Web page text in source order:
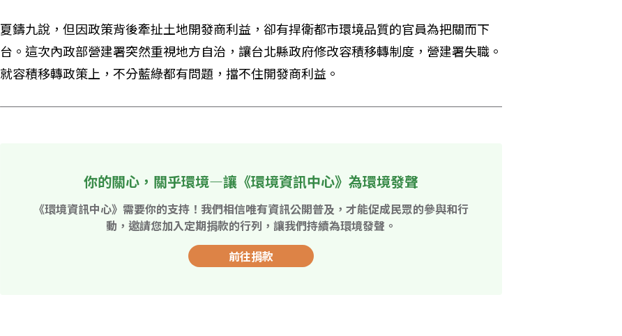
夏鑄九說，但因政策背後牽扯土地開發商利益，卻有捍衛都市環境品質的官員為把關而下
台。這次內政部營建署突然重視地方自治，讓台北縣政府修改容積移轉制度，營建署失職。
就容積移轉政策上，不分藍綠都有問題，擋不住開發商利益。
你的關心，關乎環境—讓《環境資訊中心》為環境發聲
《環境資訊中心》需要你的支持！我們相信唯有資訊公開普及，才能促成民眾的參與和行
動，邀請您加入定期捐款的行列，讓我們持續為環境發聲。
前往捐款